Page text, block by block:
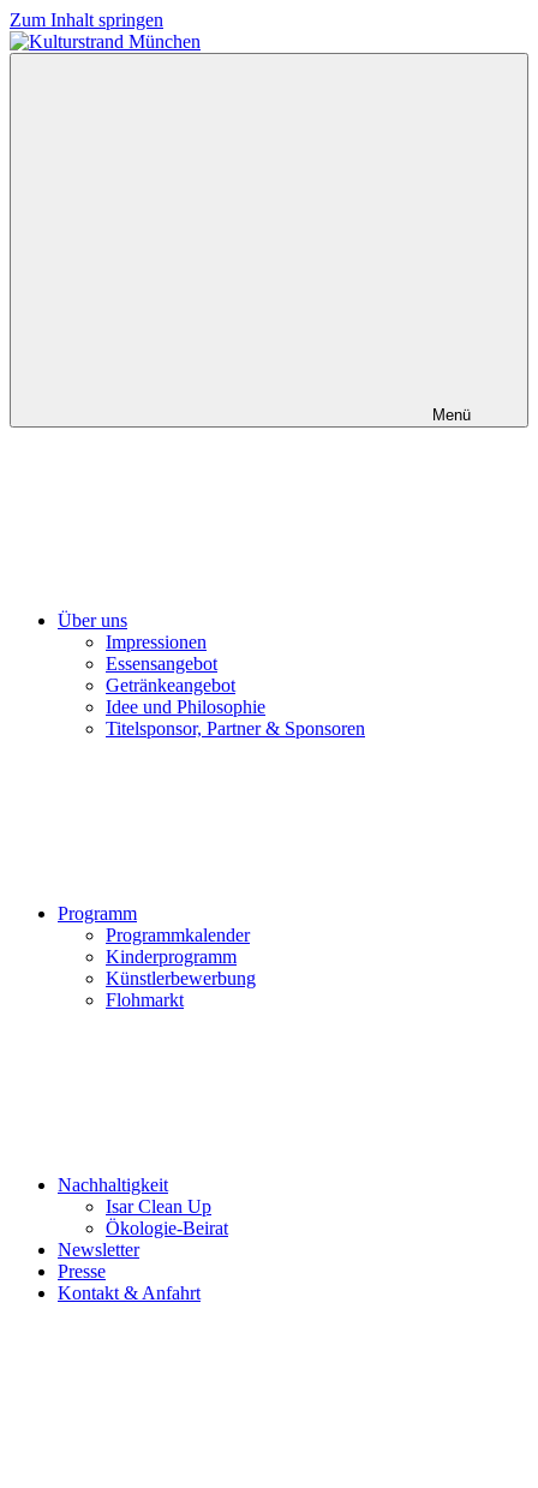
Zum Inhalt springen
Menü
Über uns
Impressionen
Essensangebot
Getränkeangebot
Idee und Philosophie
Titelsponsor, Partner & Sponsoren
Programm
Programmkalender
Kinderprogramm
Künstlerbewerbung
Flohmarkt
Nachhaltigkeit
Isar Clean Up
Ökologie-Beirat
Newsletter
Presse
Kontakt & Anfahrt